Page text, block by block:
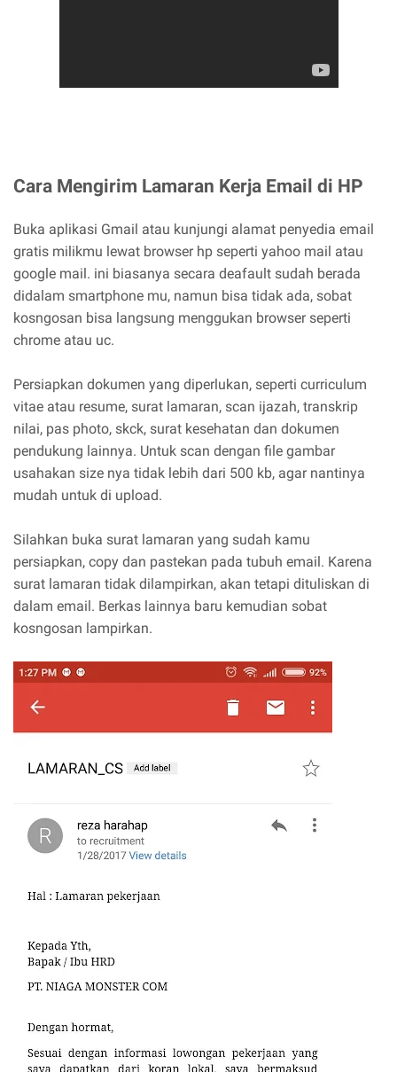
Cara Mengirim Lamaran Kerja Email di HP
Buka aplikasi Gmail atau kunjungi alamat penyedia email
gratis milikmu lewat browser hp seperti yahoo mail atau
google mail. ini biasanya secara deafault sudah berada
didalam smartphone mu, namun bisa tidak ada, sobat
kosngosan bisa langsung menggukan browser seperti
chrome atau uc.
Persiapkan dokumen yang diperlukan, seperti curriculum
vitae atau resume, surat lamaran, scan ijazah, transkrip
nilai, pas photo, skck, surat kesehatan dan dokumen
pendukung lainnya. Untuk scan dengan file gambar
usahakan size nya tidak lebih dari 500 kb, agar nantinya
mudah untuk di upload.
Silahkan buka surat lamaran yang sudah kamu
persiapkan, copy dan pastekan pada tubuh email. Karena
surat lamaran tidak dilampirkan, akan tetapi dituliskan di
dalam email. Berkas lainnya baru kemudian sobat
kosngosan lampirkan.